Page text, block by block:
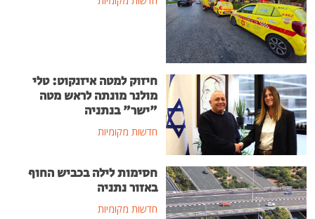
חיזוק למטה איזנקוט: טלי
מולנר מונתה לראש מטה
"ישר" בנתניה
חדשות מקומיות
חסימות לילה בכביש החוף
באזור נתניה
חדשות מקומיות